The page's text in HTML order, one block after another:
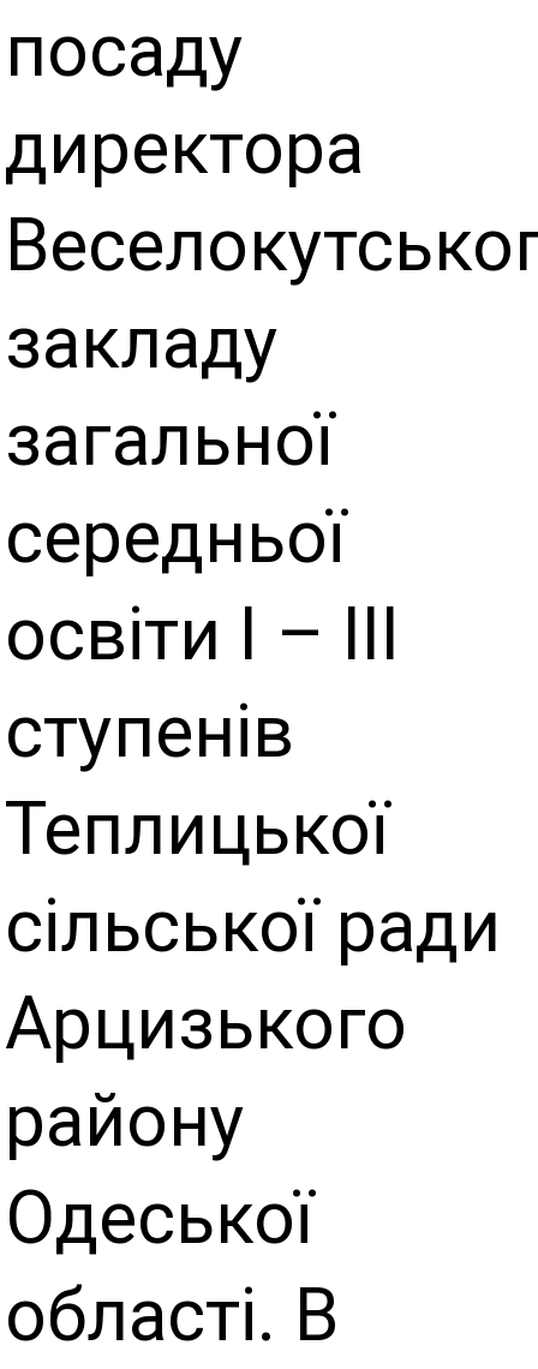
посаду
директора
закладу
загальної
середньої
освіти І – ІІІ
ступенів
Теплицької
сільської ради
Арцизького
району
Одеської
області. В